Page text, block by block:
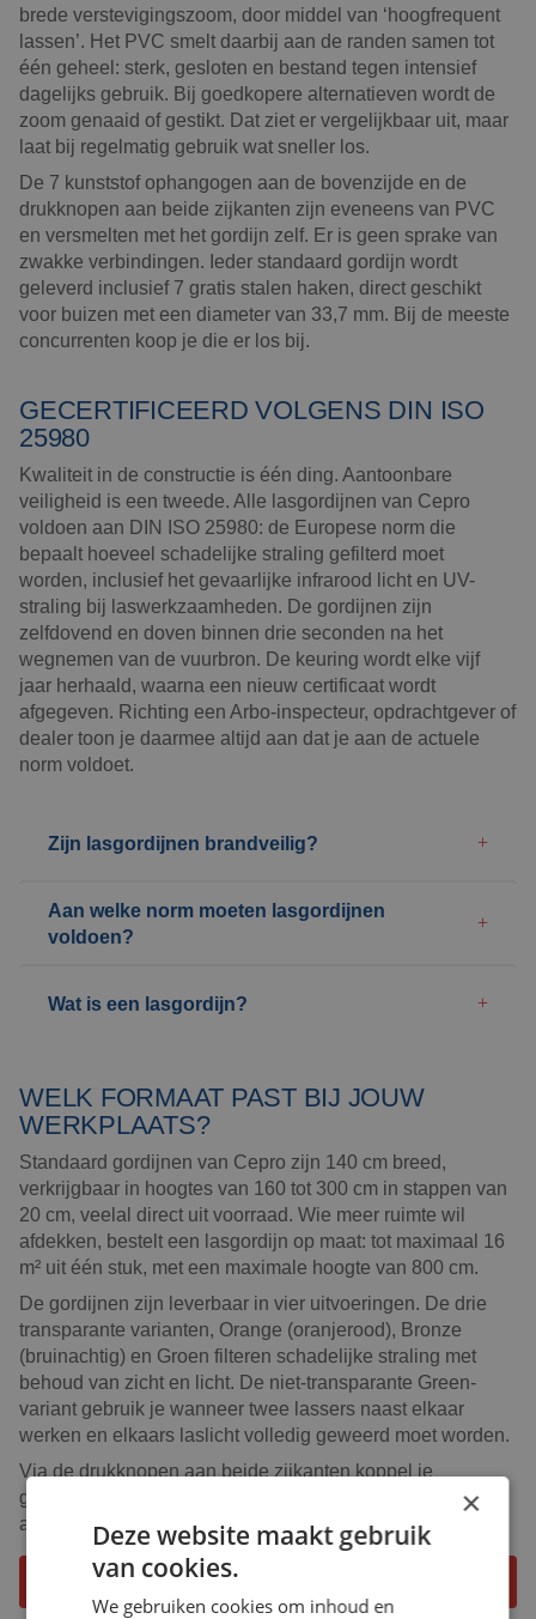
brede verstevigingszoom, door middel van ‘hoogfrequent
lassen’. Het PVC smelt daarbij aan de randen samen tot
één geheel: sterk, gesloten en bestand tegen intensief
dagelijks gebruik. Bij goedkopere alternatieven wordt de
zoom genaaid of gestikt. Dat ziet er vergelijkbaar uit, maar
laat bij regelmatig gebruik wat sneller los.
De 7 kunststof ophangogen aan de bovenzijde en de
drukknopen aan beide zijkanten zijn eveneens van PVC
en versmelten met het gordijn zelf. Er is geen sprake van
zwakke verbindingen. Ieder standaard gordijn wordt
geleverd inclusief 7 gratis stalen haken, direct geschikt
voor buizen met een diameter van 33,7 mm. Bij de meeste
concurrenten koop je die er los bij.
GECERTIFICEERD VOLGENS DIN ISO
25980
Kwaliteit in de constructie is één ding. Aantoonbare
veiligheid is een tweede. Alle lasgordijnen van Cepro
voldoen aan DIN ISO 25980: de Europese norm die
bepaalt hoeveel schadelijke straling gefilterd moet
worden, inclusief het gevaarlijke infrarood licht en UV-
straling bij laswerkzaamheden. De gordijnen zijn
zelfdovend en doven binnen drie seconden na het
wegnemen van de vuurbron. De keuring wordt elke vijf
jaar herhaald, waarna een nieuw certificaat wordt
afgegeven. Richting een Arbo-inspecteur, opdrachtgever of
dealer toon je daarmee altijd aan dat je aan de actuele
norm voldoet.
Zijn lasgordijnen brandveilig?
Aan welke norm moeten lasgordijnen
voldoen?
Wat is een lasgordijn?
WELK FORMAAT PAST BIJ JOUW
WERKPLAATS?
Standaard gordijnen van Cepro zijn 140 cm breed,
verkrijgbaar in hoogtes van 160 tot 300 cm in stappen van
20 cm, veelal direct uit voorraad. Wie meer ruimte wil
afdekken, bestelt een lasgordijn op maat: tot maximaal 16
m² uit één stuk, met een maximale hoogte van 800 cm.
De gordijnen zijn leverbaar in vier uitvoeringen. De drie
transparante varianten, Orange (oranjerood), Bronze
(bruinachtig) en Groen filteren schadelijke straling met
behoud van zicht en licht. De niet-transparante Green-
variant gebruik je wanneer twee lassers naast elkaar
werken en elkaars laslicht volledig geweerd moet worden.
Via de drukknopen aan beide zijkanten koppel je
gordijnen eenvoudig aan elkaar tot een grotere
afscherming, ook zonder meteen maatwerk te bestellen.
Bespreek de mogelijkheden
×
Deze website maakt gebruik
van cookies.
We gebruiken cookies om inhoud en